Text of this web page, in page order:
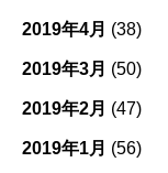
2019年4月 (38)
2019年3月 (50)
2019年2月 (47)
2019年1月 (56)